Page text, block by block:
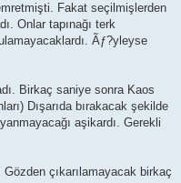
Fakat seçilmişlerden
Onlar tapınağı terk
Ãƒ?yleyse
Birkaç saniye sonra Kaos
Dışarıda bırakacak şekilde
aşikardı. Gerekli
çıkarılamayacak birkaç